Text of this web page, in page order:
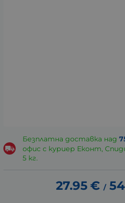
Безплатна доставка над
офис с куриер Еконт,
5 кг.
27.95 € /